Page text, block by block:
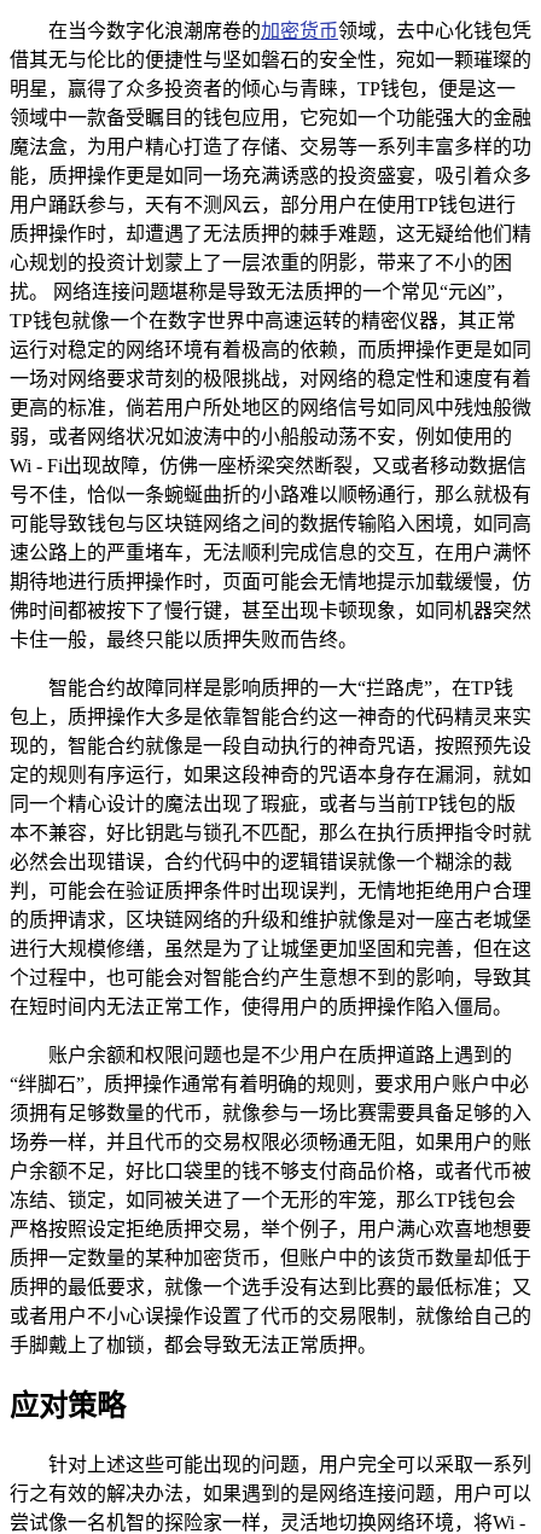
在当今数字化浪潮席卷的加密货币领域，去中心化钱包凭
借其无与伦比的便捷性与坚如磐石的安全性，宛如一颗璀璨的
明星，赢得了众多投资者的倾心与青睐，TP钱包，便是这一
领域中一款备受瞩目的钱包应用，它宛如一个功能强大的金融
魔法盒，为用户精心打造了存储、交易等一系列丰富多样的功
能，质押操作更是如同一场充满诱惑的投资盛宴，吸引着众多
用户踊跃参与，天有不测风云，部分用户在使用TP钱包进行
质押操作时，却遭遇了无法质押的棘手难题，这无疑给他们精
心规划的投资计划蒙上了一层浓重的阴影，带来了不小的困
扰。 网络连接问题堪称是导致无法质押的一个常见“元凶”，
TP钱包就像一个在数字世界中高速运转的精密仪器，其正常
运行对稳定的网络环境有着极高的依赖，而质押操作更是如同
一场对网络要求苛刻的极限挑战，对网络的稳定性和速度有着
更高的标准，倘若用户所处地区的网络信号如同风中残烛般微
弱，或者网络状况如波涛中的小船般动荡不安，例如使用的
Wi - Fi出现故障，仿佛一座桥梁突然断裂，又或者移动数据信
号不佳，恰似一条蜿蜒曲折的小路难以顺畅通行，那么就极有
可能导致钱包与区块链网络之间的数据传输陷入困境，如同高
速公路上的严重堵车，无法顺利完成信息的交互，在用户满怀
期待地进行质押操作时，页面可能会无情地提示加载缓慢，仿
佛时间都被按下了慢行键，甚至出现卡顿现象，如同机器突然
卡住一般，最终只能以质押失败而告终。
智能合约故障同样是影响质押的一大“拦路虎”，在TP钱
包上，质押操作大多是依靠智能合约这一神奇的代码精灵来实
现的，智能合约就像是一段自动执行的神奇咒语，按照预先设
定的规则有序运行，如果这段神奇的咒语本身存在漏洞，就如
同一个精心设计的魔法出现了瑕疵，或者与当前TP钱包的版
本不兼容，好比钥匙与锁孔不匹配，那么在执行质押指令时就
必然会出现错误，合约代码中的逻辑错误就像一个糊涂的裁
判，可能会在验证质押条件时出现误判，无情地拒绝用户合理
的质押请求，区块链网络的升级和维护就像是对一座古老城堡
进行大规模修缮，虽然是为了让城堡更加坚固和完善，但在这
个过程中，也可能会对智能合约产生意想不到的影响，导致其
在短时间内无法正常工作，使得用户的质押操作陷入僵局。
账户余额和权限问题也是不少用户在质押道路上遇到的
“绊脚石”，质押操作通常有着明确的规则，要求用户账户中必
须拥有足够数量的代币，就像参与一场比赛需要具备足够的入
场券一样，并且代币的交易权限必须畅通无阻，如果用户的账
户余额不足，好比口袋里的钱不够支付商品价格，或者代币被
冻结、锁定，如同被关进了一个无形的牢笼，那么TP钱包会
严格按照设定拒绝质押交易，举个例子，用户满心欢喜地想要
质押一定数量的某种加密货币，但账户中的该货币数量却低于
质押的最低要求，就像一个选手没有达到比赛的最低标准；又
或者用户不小心误操作设置了代币的交易限制，就像给自己的
手脚戴上了枷锁，都会导致无法正常质押。
应对策略
针对上述这些可能出现的问题，用户完全可以采取一系列
行之有效的解决办法，如果遇到的是网络连接问题，用户可以
尝试像一名机智的探险家一样，灵活地切换网络环境，将Wi -